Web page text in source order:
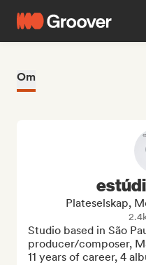
Om
Plateselskap,
Studio based in São
producer/composer,
11 years of career, 4